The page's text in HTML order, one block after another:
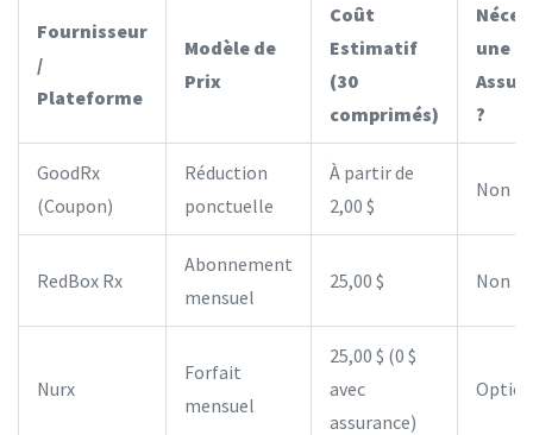
Fournisseur
/
Plateforme
Modèle de
Prix
Coût
Estimatif
(30
comprimés)
une
?
GoodRx
(Coupon)
Réduction
ponctuelle
À partir de
2,00 $
Non
RedBox Rx
Abonnement
mensuel
25,00 $ Non
Nurx
Forfait
mensuel
25,00 $ (0 $
avec
assurance)